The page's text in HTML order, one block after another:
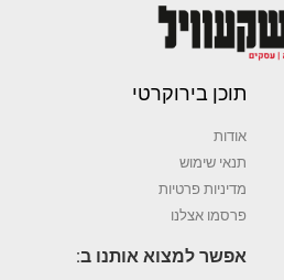
תוכן בירוקרטי
אודות
תנאי שימוש
מדיניות פרטיות
פרסמו אצלנו
אפשר למצוא אותנו ב: